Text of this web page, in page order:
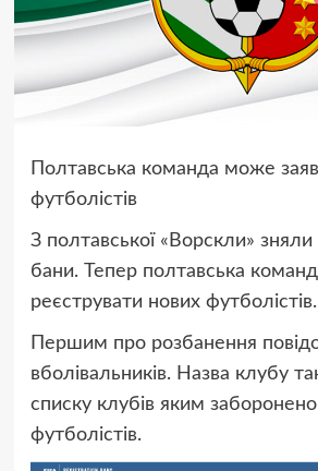
Полтавська команда може
футболістів
З полтавської «Ворскли» зняли
бани. Тепер полтавська
реєструвати нових футболістів.
Першим про розбанення
вболівальників. Назва клубу
списку клубів яким
футболістів.